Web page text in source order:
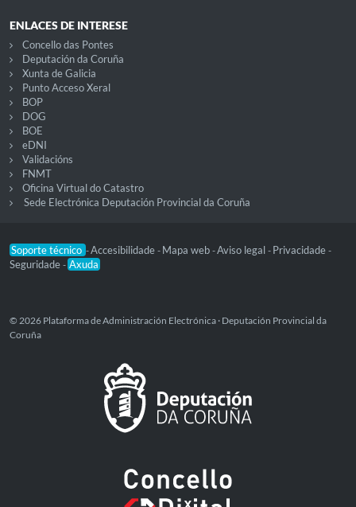
ENLACES DE INTERESE
Concello das Pontes
Deputación da Coruña
Xunta de Galicia
Punto Acceso Xeral
BOP
DOG
BOE
eDNI
Validacións
FNMT
Oficina Virtual do Catastro
Sede Electrónica Deputación Provincial da Coruña
Soporte técnico -Accesibilidade - Mapa web -Aviso legal - Privacidade -
Seguridade - Axuda
© 2026 Plataforma de Administración Electrónica · Deputación Provincial da
Coruña